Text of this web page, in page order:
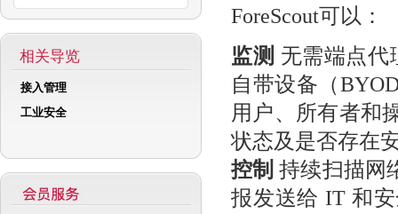
相关导览
接入管理
工业安全
ForeScout可以：
监测 无需端点代
自带设备（
用户、所有者和
状态及是否存在
控制 持续扫描网
报发送给 IT 和